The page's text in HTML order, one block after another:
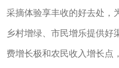
采摘体验享丰收的好去处，
乡村增绿、市民增乐提供好
费增长极和农民收入增长点